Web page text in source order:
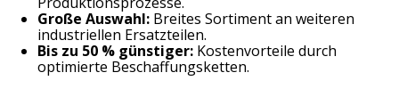
Große Auswahl:Breites Sortiment an weiteren
industriellen Ersatzteilen.
Bis zu 50 % günstiger:Kostenvorteile durch
optimierte Beschaffungsketten.